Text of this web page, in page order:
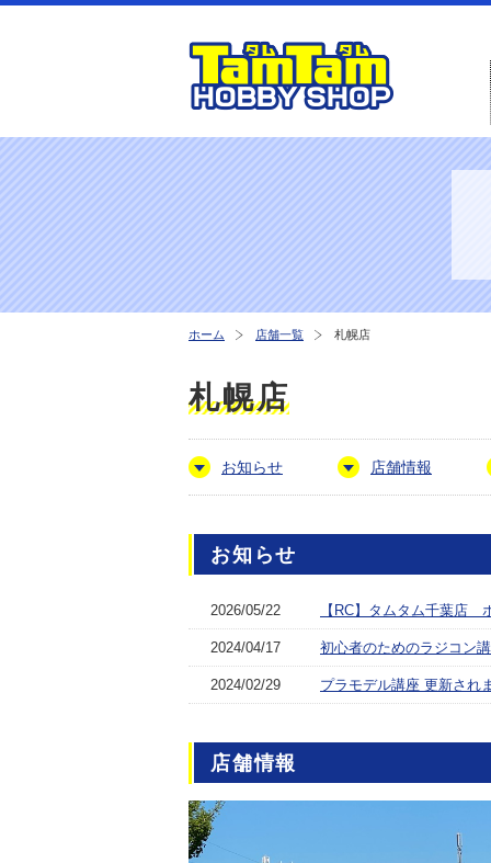
ホーム 店舗一覧 札幌店
札幌店
お知らせ 店舗情報
お知らせ
2026/05/22 【RC】タムタム千葉店
2024/04/17 初心者のためのラジコン
2024/02/29 プラモデル講座 更新され
店舗情報